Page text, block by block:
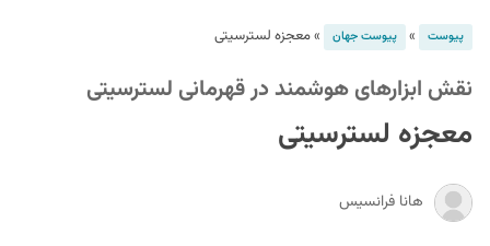
پیوست » پیوست جهان »معجزه لسترسیتی
نقش ابزارهای هوشمند در قهرمانی لسترسیتی
معجزه لسترسیتی
هانا فرانسیس